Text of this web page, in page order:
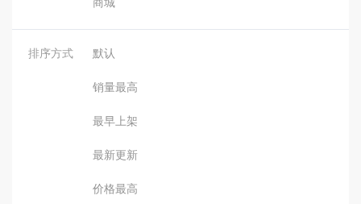
排序方式 默认
销量最高
最早上架
最新更新
价格最高